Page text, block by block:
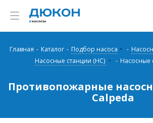
Главная - Каталог - Подбор насоса -
Насосные станции (НС)
- Насосные
Противопожарные
Calpeda